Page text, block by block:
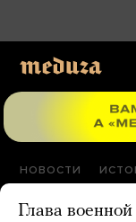
НОВОСТИ
Глава